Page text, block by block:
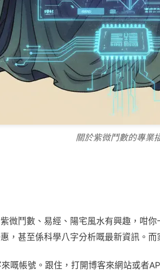
關於紫微鬥數的專業
微鬥數、易經、陽宅風水有興趣，咁
，甚至係科學八字分析嘅最新資訊。而
嘅帳號。跟住，打開博客來網站或者